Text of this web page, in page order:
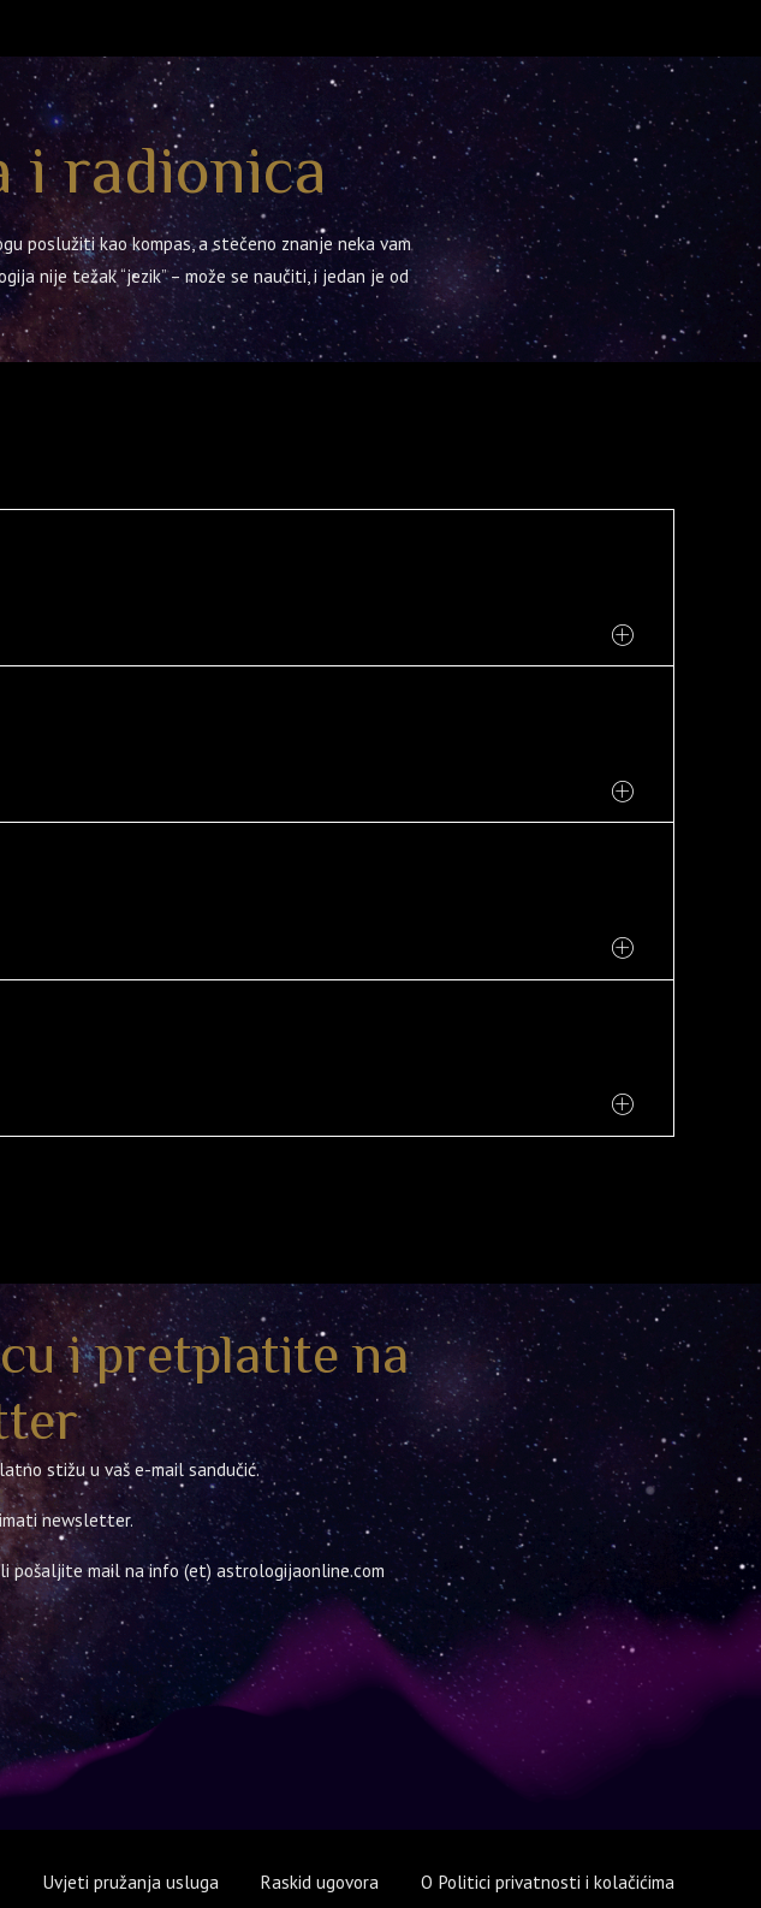
i radionica
poslužiti kao kompas, a stečeno znanje neka vam
nije težak “jezik” – može se naučiti, i jedan je od
i pretplatite na
stižu u vaš e-mail sandučić.
newsletter.
pošaljite mail na info (et) astrologijaonline.com
Uvjeti pružanja usluga Raskid ugovora
O Politici privatnosti i kolačićima